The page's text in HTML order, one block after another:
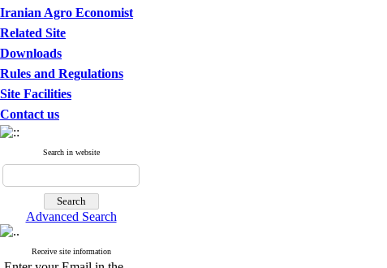
Iranian Agro Economist
Related Site
Downloads
Rules and Regulations
Site Facilities
Contact us
Search in website
Advanced Search
Receive site information